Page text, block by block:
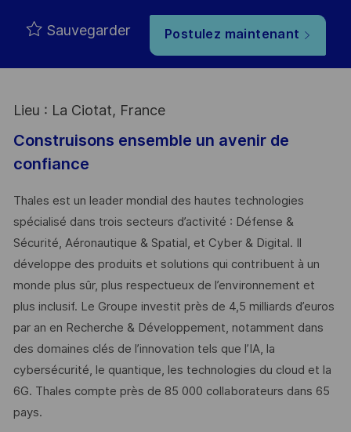
Sauvegarder Postulez maintenant
Lieu : La Ciotat, France
Construisons ensemble un avenir de
confiance
Thales est un leader mondial des hautes technologies
spécialisé dans trois secteurs d’activité : Défense &
Sécurité, Aéronautique & Spatial, et Cyber & Digital. Il
développe des produits et solutions qui contribuent à un
monde plus sûr, plus respectueux de l’environnement et
plus inclusif. Le Groupe investit près de 4,5 milliards d’euros
par an en Recherche & Développement, notamment dans
des domaines clés de l’innovation tels que l’IA, la
cybersécurité, le quantique, les technologies du cloud et la
6G. Thales compte près de 85 000 collaborateurs dans 65
pays. ​